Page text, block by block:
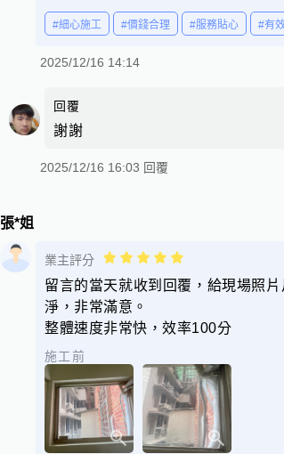
#細心施工 #價錢合理 #服務貼心 #有
2025/12/16 14:14
回覆
謝謝
2025/12/16 16:03 回覆
張*姐
業主評分
留言的當天就收到回覆，給現場照
淨，非常滿意。
整體速度非常快，效率100分
施工前